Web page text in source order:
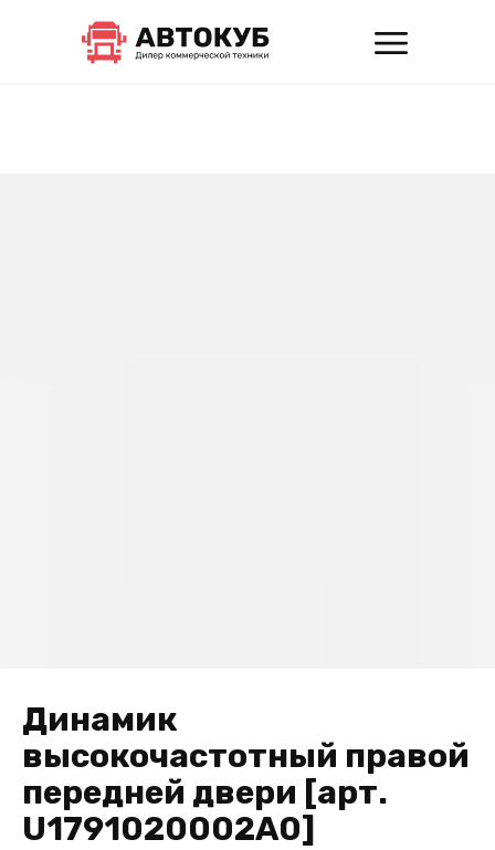
Динамик
высокочастотный правой
передней двери [арт.
U1791020002A0]